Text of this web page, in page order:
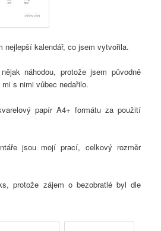
nejlepší kalendář, co jsem vytvořila.
náhodou, protože jsem původně
s nimi vůbec nedařilo.
papír A4+ formátu za použití
jsou mojí prací, celkový rozměr
protože zájem o bezobratlé byl dle